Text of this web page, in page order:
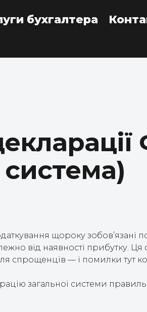
бухгалтера
система)
щороку зобов’язані
від наявності прибутку.
для спрощенців — і помилки тут
загальної системи